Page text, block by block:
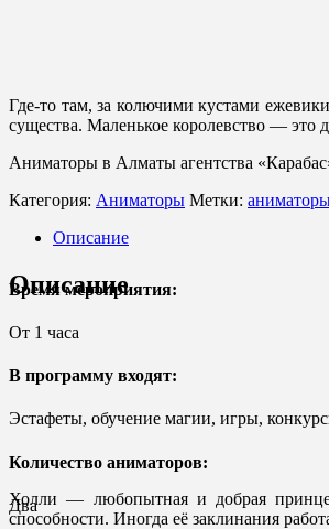
Где-то там, за колючими кустами
существа. Маленькое королевство — это
Аниматоры в Алматы агентства
Категория: Аниматоры Метки:
Описание
Описание
Время мероприятия:
От 1 часа
В программу входят:
Эстафеты, обучение магии, игры,
Количество аниматоров:
Два
Холли — любопытная и добрая
способности. Иногда её заклинания